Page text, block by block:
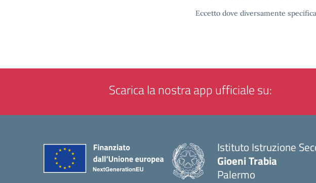
Eccetto dove diversamente
Scarica la nostra app ufficiale su:
Istituto Istruzione
Gioeni Trabia
Palermo